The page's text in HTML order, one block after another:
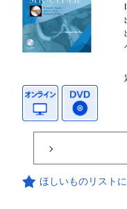
ほしいものリスト